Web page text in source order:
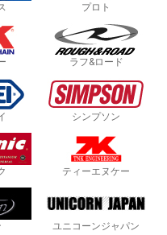
プロト
ラフ&ロード
シンプソン
ティーエヌケー
ユニコーンジャパン